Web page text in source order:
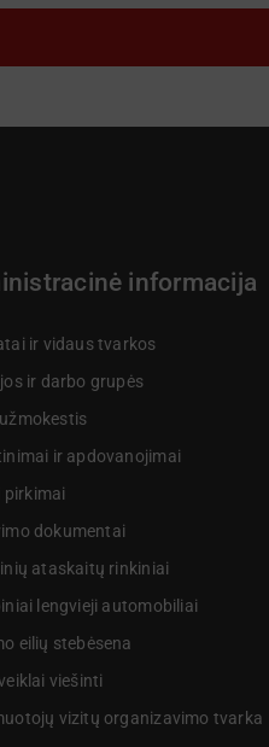
informacija
ir vidaus tvarkos
ir darbo grupės
ir apdovanojimai
pirkimai
dokumentai
ataskaitų rinkiniai
lengvieji automobiliai
eilių stebėsena
viešinti
vizitų organizavimo tvarka